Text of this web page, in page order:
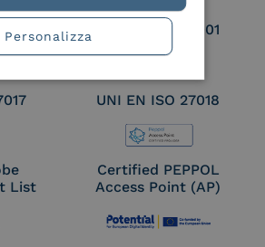
UNI EN ISO 27001
UNI EN ISO 27018
List
Certified PEPPOL
Access Point (AP)
Personalizza